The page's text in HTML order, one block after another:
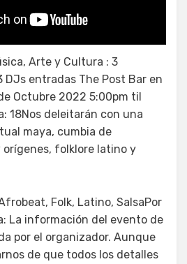
Arte y Cultura : 3
DJs entradas The Post Bar en
Octubre 2022 5:00pm til
18Nos deleitarán con una
maya, cumbia de
folklore latino y
Folk, Latino, SalsaPor
La información del evento de
por el organizador. Aunque
de que todos los detalles